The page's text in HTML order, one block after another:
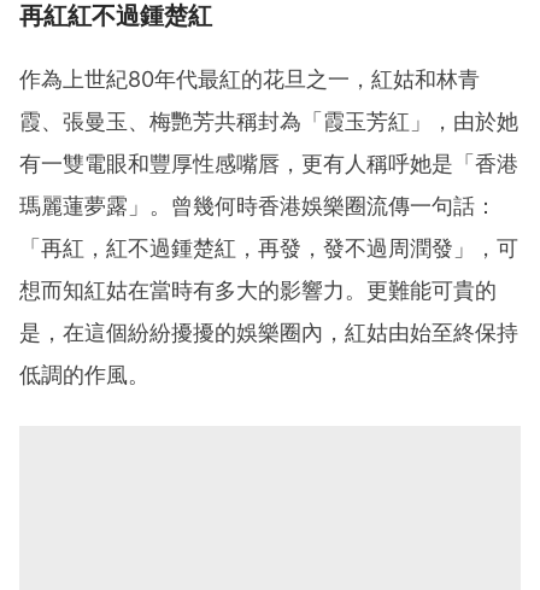
再紅紅不過鍾楚紅
作為上世紀80年代最紅的花旦之一，紅姑和林青
霞、張曼玉、梅艷芳共稱封為「霞玉芳紅」，由於她
有一雙電眼和豐厚性感嘴唇，更有人稱呼她是「香港
瑪麗蓮夢露」。曾幾何時香港娛樂圈流傳一句話：
「再紅，紅不過鍾楚紅，再發，發不過周潤發」，可
想而知紅姑在當時有多大的影響力。更難能可貴的
是，在這個紛紛擾擾的娛樂圈內，紅姑由始至終保持
低調的作風。